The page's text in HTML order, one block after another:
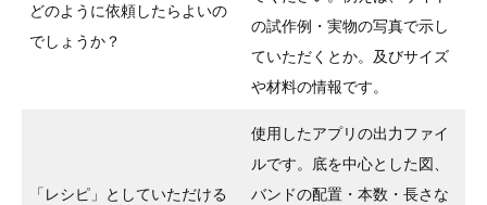
どのように依頼したらよいの
でしょうか？
の試作例・実物の写真で示し
ていただくとか。及びサイズ
や材料の情報です。
「レシピ」としていただける
使用したアプリの出力ファイ
ルです。底を中心とした図、
バンドの配置・本数・長さな